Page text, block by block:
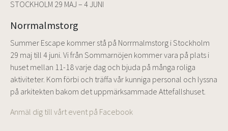
STOCKHOLM 29 MAJ – 4 JUNI
Norrmalmstorg
Summer Escape kommer stå på Norrmalmstorg i Stockholm
29 maj till 4 juni. Vi från Sommarnöjen kommer vara på plats i
huset mellan 11-18 varje dag och bjuda på många roliga
aktiviteter. Kom förbi och träffa vår kunniga personal och lyssna
på arkitekten bakom det uppmärksammade Attefallshuset.
Anmäl dig till vårt event på Facebook